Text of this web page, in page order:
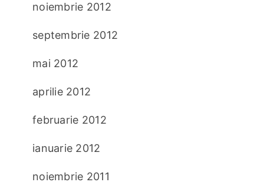
noiembrie 2012
septembrie 2012
mai 2012
aprilie 2012
februarie 2012
ianuarie 2012
noiembrie 2011